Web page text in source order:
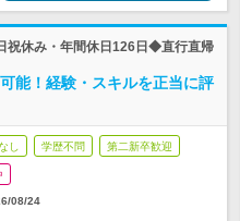
休み・年間休日126日◆直行直帰
能！経験・スキルを正当に評
し 学歴不問 第二新卒歓迎
08/24